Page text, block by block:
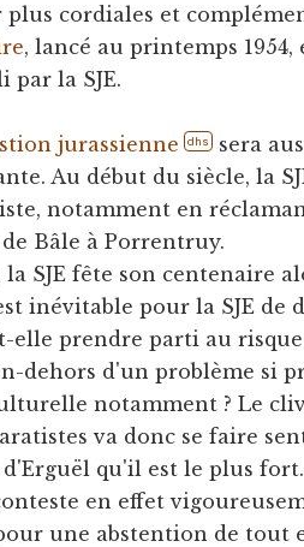
plus cordiales et
, lancé au printemps
par la SJE.
jurassienne dhs
sera
Au début du siècle, la
notamment en
de Bâle à Porrentruy.
la SJE fête son centenaire
inévitable pour la SJE de
elle prendre parti au
dehors d'un problème si
notamment ? Le
va donc se faire
qu'il est le plus
en effet
une abstention de tout